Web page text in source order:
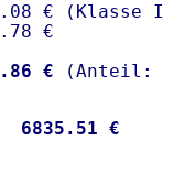
€ (Klasse I)
€
€
6835.51 €